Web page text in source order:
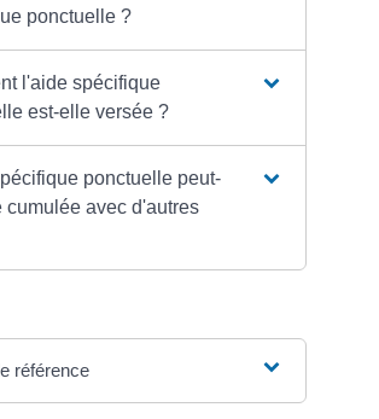
ponctuelle ?
l'aide spécifique
est-elle versée ?
ponctuelle peut-
cumulée avec d'autres
référence